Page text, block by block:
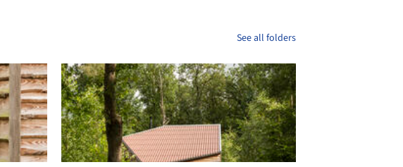
See all folders